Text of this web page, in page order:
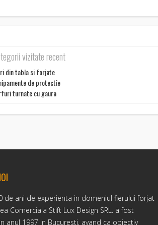
vizitate recent
din tabla si forjate
de protectie
turnate cu gaura
de ani de experienta in domeniul fierului forjat
Comerciala Stift Lux Design SRL. a fost
anul 1997 in Bucuresti, avand ca obiectiv